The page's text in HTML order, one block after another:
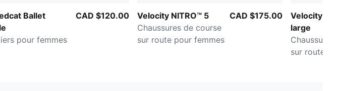
Ballet
pour femmes
CAD $120.00
Velocity NITRO™ 5
Chaussures de course
sur route pour femmes
CAD $175.00
Velocity
large
Chaussures
sur route